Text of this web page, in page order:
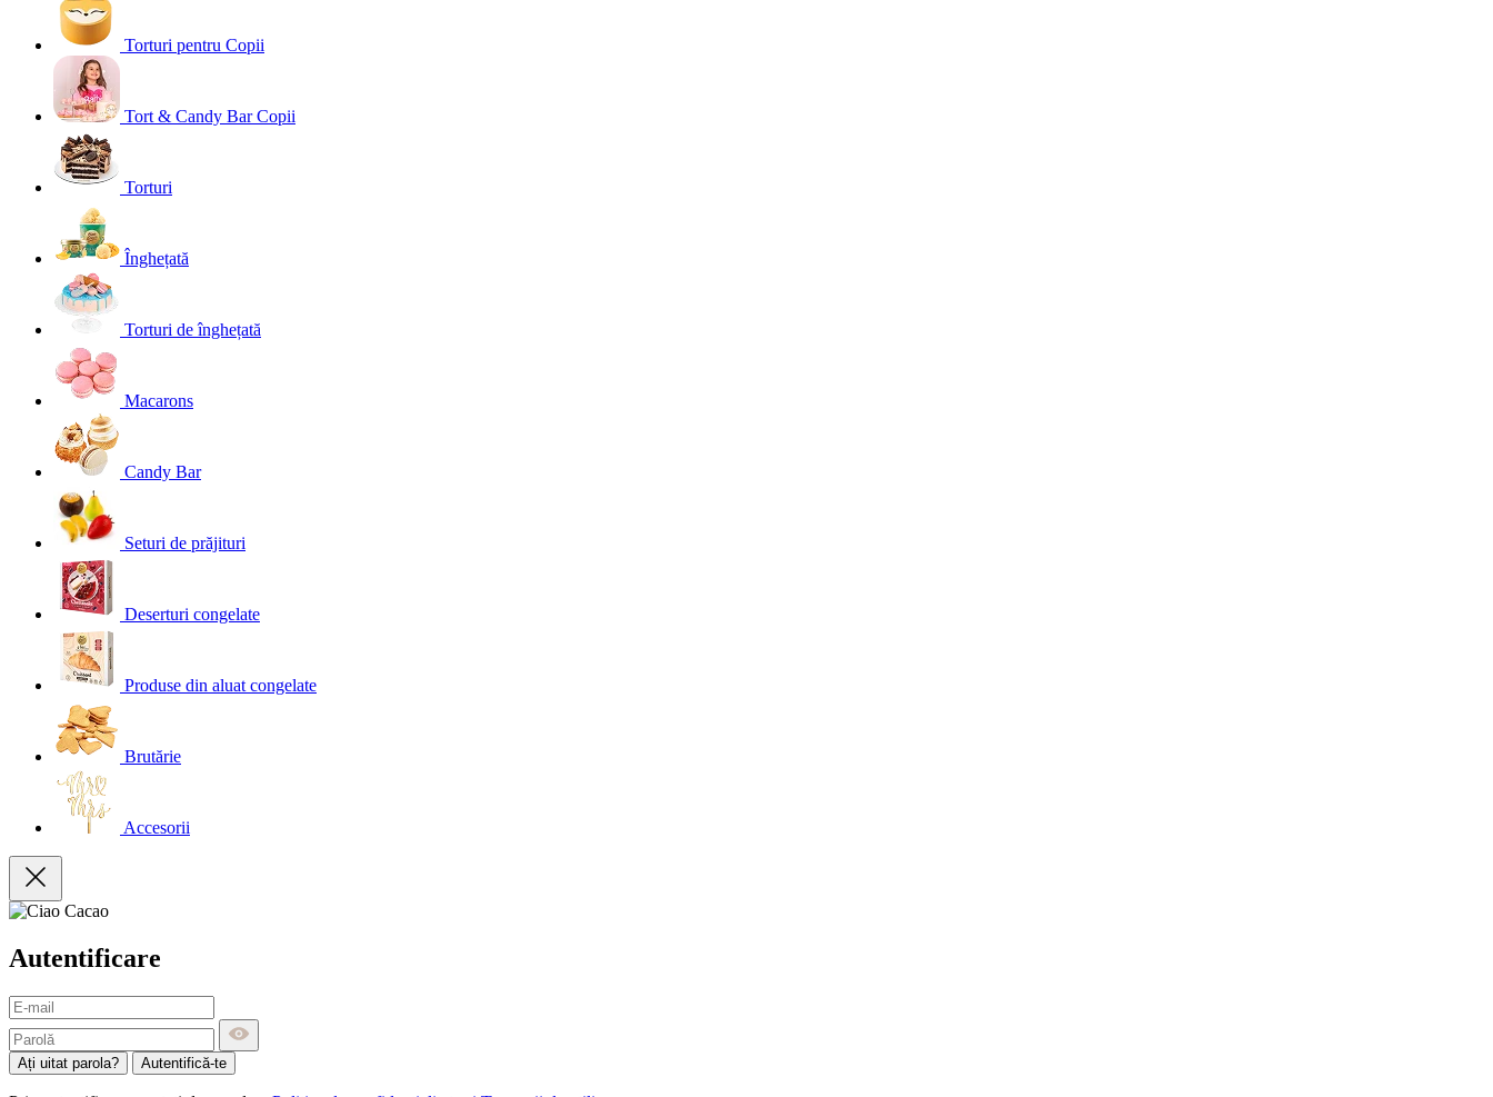
Torturi pentru Copii
Tort & Candy Bar Copii
Torturi
Înghețată
Torturi de înghețată
Macarons
Candy Bar
Seturi de prăjituri
Deserturi congelate
Produse din aluat congelate
Brutărie
Accesorii
Autentificare
Ați uitat parola? Autentifică-te